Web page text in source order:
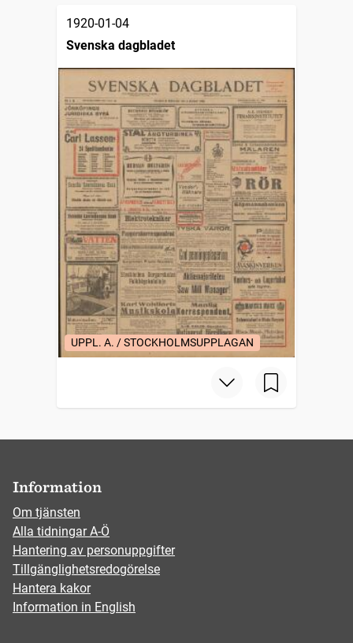
1920-01-04
Svenska dagbladet
UPPL. A. / STOCKHOLMSUPPLAGAN
Information
Om tjänsten
Alla tidningar A-Ö
Hantering av personuppgifter
Tillgänglighetsredogörelse
Hantera kakor
Information in English